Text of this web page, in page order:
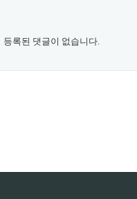
등록된 댓글이 없습니다.